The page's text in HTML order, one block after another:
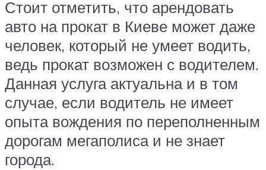
Стоит отметить, что арендовать
авто на прокат в Киеве может даже
человек, который не умеет водить,
ведь прокат возможен с водителем.
Данная услуга актуальна и в том
случае, если водитель не имеет
опыта вождения по переполненным
дорогам мегаполиса и не знает
города.